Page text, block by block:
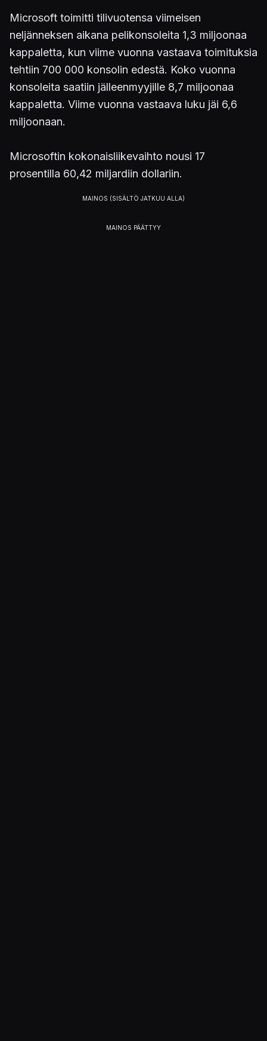
Microsoft toimitti tilivuotensa viimeisen
neljänneksen aikana pelikonsoleita 1,3 miljoonaa
kappaletta, kun viime vuonna vastaava toimituksia
tehtiin 700 000 konsolin edestä. Koko vuonna
konsoleita saatiin jälleenmyyjille 8,7 miljoonaa
kappaletta. Viime vuonna vastaava luku jäi 6,6
miljoonaan.
Microsoftin kokonaisliikevaihto nousi 17
prosentilla 60,42 miljardiin dollariin.